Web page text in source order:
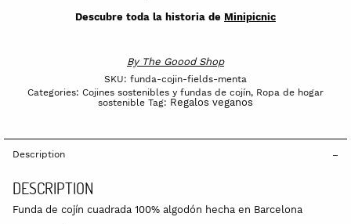
Descubre toda la historia de Minipicnic
By The Goood Shop
SKU: funda-cojin-fields-menta
Categories: Cojines sostenibles y fundas de cojín, Ropa de hogar
sostenible Tag: Regalos veganos
Description
DESCRIPTION
Funda de cojín cuadrada 100% algodón hecha en Barcelona